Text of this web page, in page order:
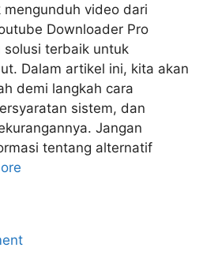
video dari
Downloader Pro
solusi terbaik untuk
Dalam artikel ini, kita akan
demi langkah cara
sistem, dan
Jangan
tentang alternatif